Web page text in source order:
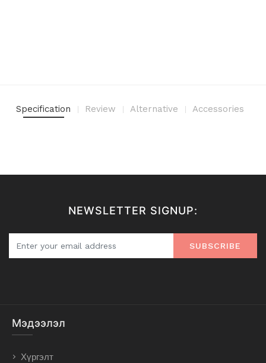
Specification Review Alternative Accessories
NEWSLETTER SIGNUP:
SUBSCRIBE
Мэдээлэл
Хүргэлт